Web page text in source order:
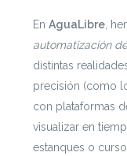
En AguaLibre,
automatización
distintas
precisión (como
con plataformas
visualizar en
estanques o